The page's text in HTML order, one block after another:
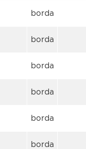
borda
borda
borda
borda
borda
borda